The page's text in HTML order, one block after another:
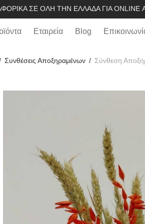
ΣΕ ΌΛΗ ΤΗΝ ΕΛΛΆΔΑ ΓΙΑ ONLINE
Εταιρεία Blog
Συνθέσεις Αποξηραμένων / Σύνθεση